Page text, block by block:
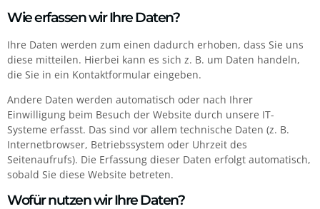
Wie erfassen wir Ihre Daten?
Ihre Daten werden zum einen dadurch erhoben, dass Sie uns
diese mitteilen. Hierbei kann es sich z. B. um Daten handeln,
die Sie in ein Kontaktformular eingeben.
Andere Daten werden automatisch oder nach Ihrer
Einwilligung beim Besuch der Website durch unsere IT-
Systeme erfasst. Das sind vor allem technische Daten (z. B.
Internetbrowser, Betriebssystem oder Uhrzeit des
Seitenaufrufs). Die Erfassung dieser Daten erfolgt automatisch,
sobald Sie diese Website betreten.
Wofür nutzen wir Ihre Daten?